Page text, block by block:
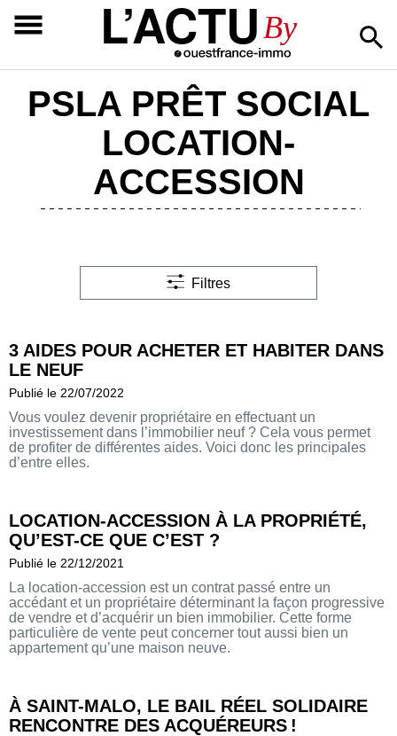
L’ACTUBy
PSLA PRÊT SOCIAL
LOCATION-
ACCESSION
3 AIDES POUR ACHETER ET HABITER DANS
LE NEUF
Publié le 22/07/2022
Vous voulez devenir propriétaire en effectuant un
investissement dans l’immobilier neuf ? Cela vous permet
de profiter de différentes aides. Voici donc les principales
d’entre elles.
LOCATION-ACCESSION À LA PROPRIÉTÉ,
QU’EST-CE QUE C’EST ?
Publié le 22/12/2021
La location-accession est un contrat passé entre un
accédant et un propriétaire déterminant la façon progressive
de vendre et d’acquérir un bien immobilier. Cette forme
particulière de vente peut concerner tout aussi bien un
appartement qu’une maison neuve.
À SAINT-MALO, LE BAIL RÉEL SOLIDAIRE
RENCONTRE DES ACQUÉREURS !
Filtres